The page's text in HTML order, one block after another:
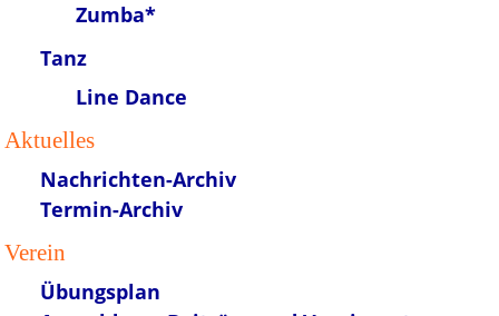
Zumba*
Tanz
Line Dance
Aktuelles
Nachrichten-Archiv
Termin-Archiv
Verein
Übungsplan